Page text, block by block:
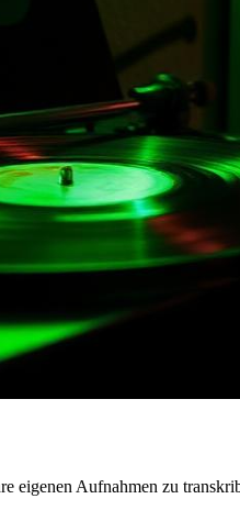
eigenen Aufnahmen zu